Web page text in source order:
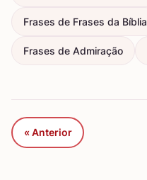
Frases de Frases da Bíblia
Frases de Admiração
« Anterior